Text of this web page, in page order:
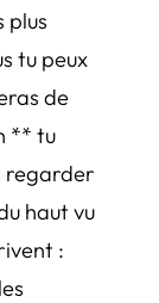
plus
tu peux
de
** tu
regarder
haut vu
: